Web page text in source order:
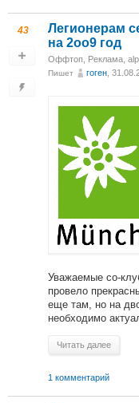
43
Легионерам
на 2оо9 год
Оффтоп Реклама
Пишет гоген ,
Уважаемые со-
провело
еще там, но на
необходимо
Читать далее
1 комментарий